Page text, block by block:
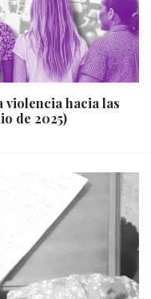
violencia hacia las
de 2025)